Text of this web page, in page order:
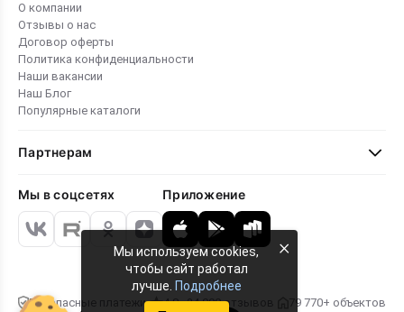
О компании
Отзывы о нас
Договор оферты
Политика конфиденциальности
Наши вакансии
Наш Блог
Популярные каталоги
Партнерам
Мы в соцсетях Приложение
Безопасные платежи 4.8 · 24 000 отзывов 79 770+ объектов
Мы используем cookies,
чтобы сайт работал
лучше. Подробнее
×